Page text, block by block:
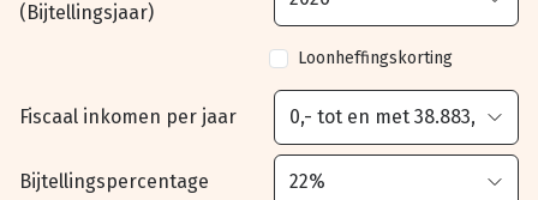
(Bijtellingsjaar)
Loonheffingskorting
Fiscaal inkomen per jaar
Bijtellingspercentage